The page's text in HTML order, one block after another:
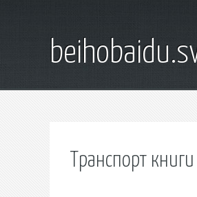
Транспорт книги